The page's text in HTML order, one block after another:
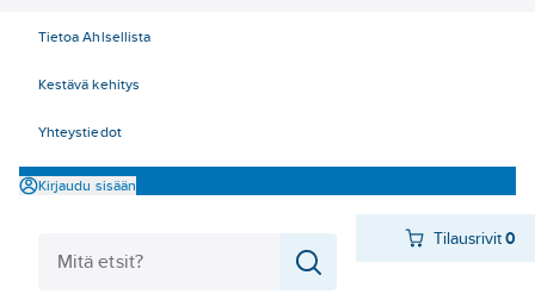
Tietoa Ahlsellista
Kestävä kehitys
Yhteystiedot
Kirjaudu sisään
Tilausrivit 0